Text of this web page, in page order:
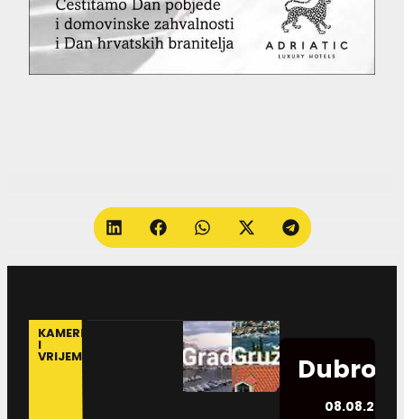
KAMERE
I
VRIJEME
08.08.2026.